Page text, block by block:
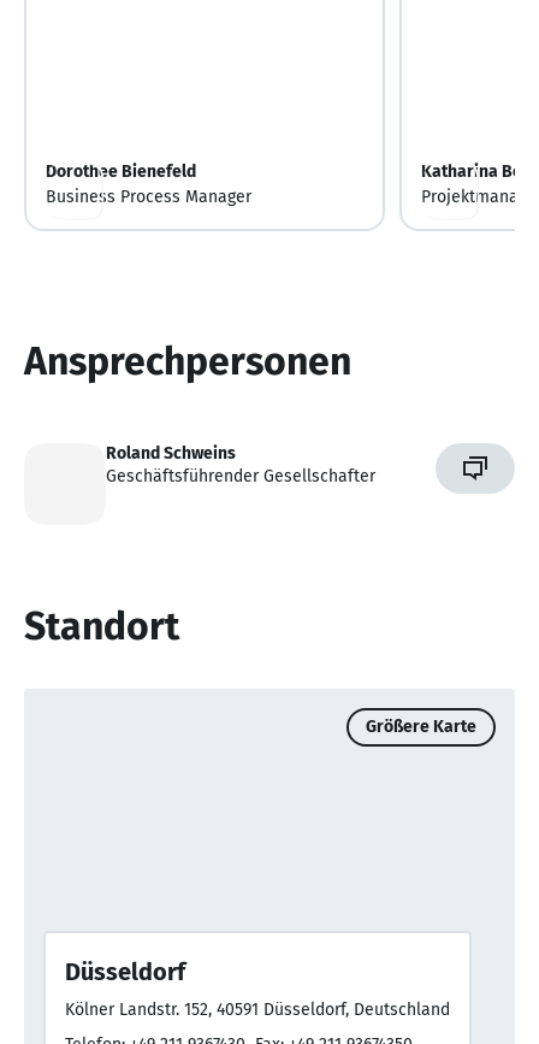
Dorothee Bienefeld
Business Process Manager
Katharina Born
Ansprechpersonen
Roland Schweins
Geschäftsführender Gesellschafter
Standort
Größere Karte
Düsseldorf
Kölner Landstr. 152, 40591 Düsseldorf, Deutschland